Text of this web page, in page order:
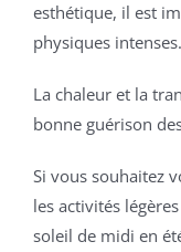
esthétique, il est
physiques intenses.
La chaleur et la
bonne guérison
Si vous souhaitez
les activités
soleil de midi en